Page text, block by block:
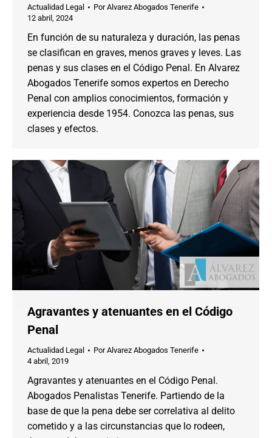
Actualidad Legal PorAlvarez Abogados Tenerife
12 abril, 2024
En función de su naturaleza y duración, las penas
se clasifican en graves, menos graves y leves. Las
penas y sus clases en el Código Penal. En Alvarez
Abogados Tenerife somos expertos en Derecho
Penal con amplios conocimientos, formación y
experiencia desde 1954. Conozca las penas, sus
clases y efectos.
Agravantes y atenuantes en el Código
Penal
Actualidad Legal PorAlvarez Abogados Tenerife
4 abril, 2019
Agravantes y atenuantes en el Código Penal.
Abogados Penalistas Tenerife. Partiendo de la
base de que la pena debe ser correlativa al delito
cometido y a las circunstancias que lo rodeen,